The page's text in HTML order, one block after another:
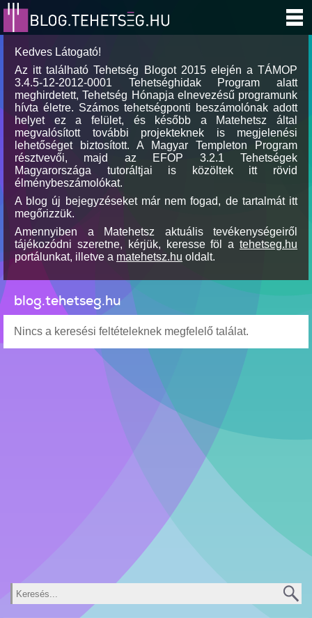
Kedves Látogató!
Az itt található Tehetség Blogot 2015 elején a TÁMOP
3.4.5-12-2012-0001 Tehetséghidak Program alatt
meghirdetett, Tehetség Hónapja elnevezésű programunk
hívta életre. Számos tehetségponti beszámolónak adott
helyet ez a felület, és később a Matehetsz által
megvalósított további projekteknek is megjelenési
lehetőséget biztosított. A Magyar Templeton Program
résztvevői, majd az EFOP 3.2.1 Tehetségek
Magyarországa tutoráltjai is közöltek itt rövid
élménybeszámolókat.
A blog új bejegyzéseket már nem fogad, de tartalmát itt
megőrizzük.
Amennyiben a Matehetsz aktuális tevékenységeiről
tájékozódni szeretne, kérjük, keresse föl a tehetseg.hu
portálunkat, illetve a matehetsz.hu oldalt.
blog.tehetseg.hu
Nincs a keresési feltételeknek megfelelő találat.
Keresés